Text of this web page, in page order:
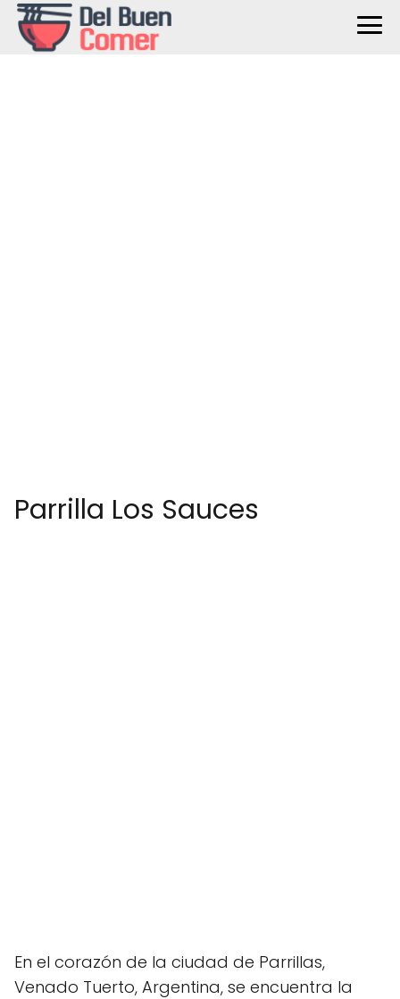
Parrilla Los Sauces
En el corazón de la ciudad de Parrillas,
Venado Tuerto, Argentina, se encuentra la